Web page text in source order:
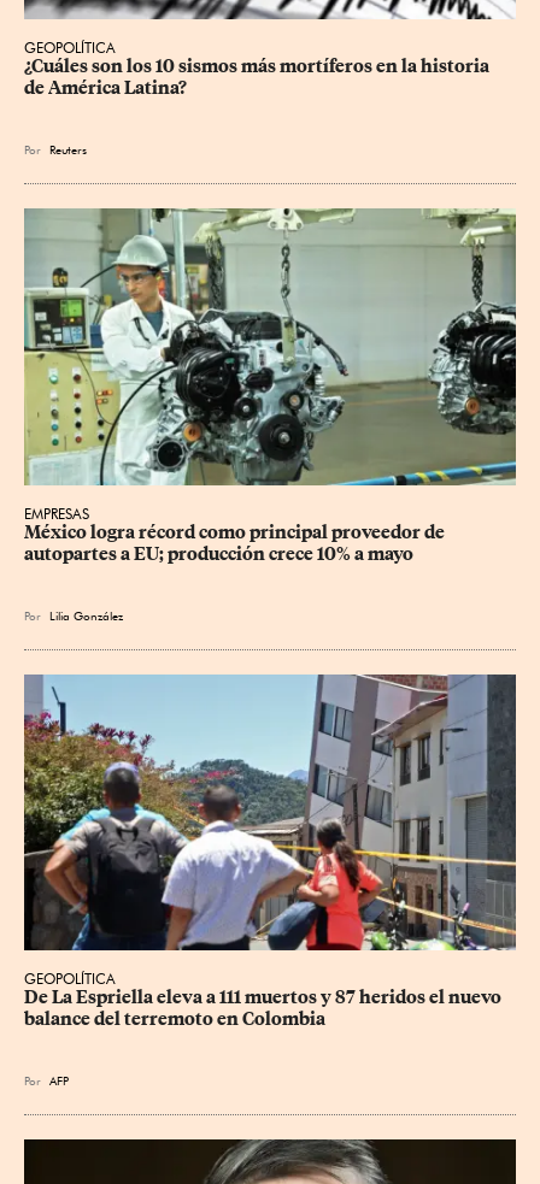
GEOPOLÍTICA
¿Cuáles son los 10 sismos más mortíferos en la historia
de América Latina?
Por Reuters
EMPRESAS
México logra récord como principal proveedor de
autopartes a EU; producción crece 10% a mayo
Por Lilia González
GEOPOLÍTICA
De La Espriella eleva a 111 muertos y 87 heridos el nuevo
balance del terremoto en Colombia
Por AFP